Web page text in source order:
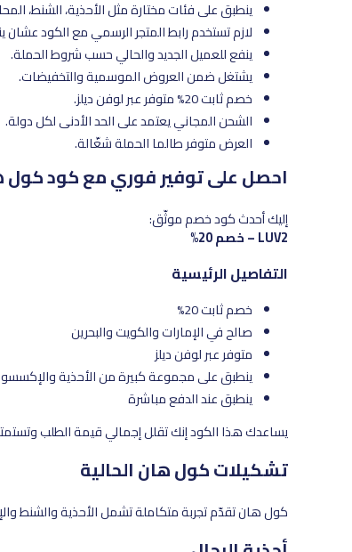
ينطبق على فئات مختارة مثل الأحذية، الشنط،
لازم تستخدم رابط المتجر الرسمي مع الكود
ينفع للعميل الجديد والحالي حسب شروط الحملة.
يشتغل ضمن العروض الموسمية والتخفيضات.
خصم ثابت 20% متوفر عبر لوفن ديلز.
الشحن المجاني يعتمد على الحد الأدنى لكل دولة.
العرض متوفر طالما الحملة شغّالة.
احصل على توفير فوري مع كود كول
إليك أحدث كود خصم موثّق:
LUV2 – خصم 20%
التفاصيل الرئيسية
خصم ثابت 20%
صالح في الإمارات والكويت والبحرين
متوفر عبر لوفن ديلز
ينطبق على مجموعة كبيرة من الأحذية
ينطبق عند الدفع مباشرة
يساعدك هذا الكود إنك تقلل إجمالي قيمة الطلب
تشكيلات كول هان الحالية
كول هان تقدّم تجربة متكاملة تشمل الأحذية والشنط